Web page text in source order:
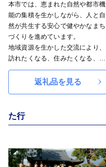
れるのは、現存する風土記の中で
日本酒最古の記述がある「播磨国
風土記」の一説によります。現在
も、豊かな自然や清流に育まれ受
け継がれる職人の技が宍粟の日本
酒文化を発展させています。
【 森と生きるまちならではの
「自然資源」 】
従来の人々のオアシスとして千年
る「千年水」など豊かな山々から
の恵みである名水、澄んだ空気に
より育てられた米は日本酒のみな
本市では、恵まれた自然や都市機
能の集積を生かしながら、人と自
然が共生する安心で健やかなまち
づくりを進めています。
地域資源を生かした交流により、
訪れたくなる、住みたくなる、住
み続けたいと思える魅力あふれる
地域をめざすとともに、市民の一
人ひとりが誇りと愛着を持てる
暮らし共創都市・洲本」の実現を
目指しています。
返礼品を見る
た行